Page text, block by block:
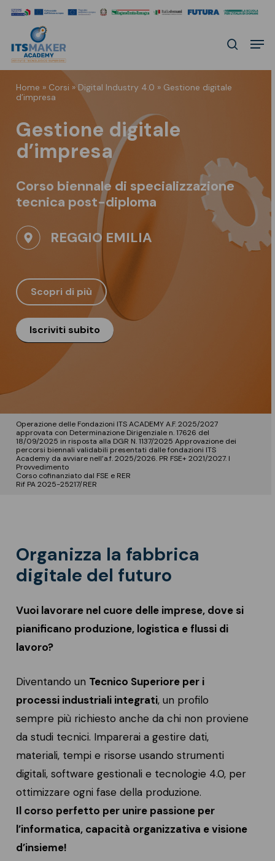
Skip
main
content
search
Home » Corsi »Digital Industry 4.0 » Gestione digitale
d’impresa
Gestione digitale
d’impresa
Corso biennale di specializzazione
tecnica post-diploma
REGGIO EMILIA
Scopri di più
Iscriviti subito
Operazione delle Fondazioni ITS ACADEMY A.F. 2025/2027
approvata con Determinazione Dirigenziale n. 17626 del
18/09/2025 in risposta alla DGR N. 1137/2025 Approvazione dei
percorsi biennali validabili presentati dalle fondazioni ITS
Academy da avviare nell’a.f. 2025/2026. PR FSE+ 2021/2027. I
Provvedimento
Corso cofinanziato dal FSE e RER
Rif PA 2025-25217/RER
Organizza la fabbrica
digitale del futuro
Vuoi lavorare nel cuore delle imprese, dove si
pianificano produzione, logistica e flussi di
lavoro?
Diventando un Tecnico Superiore per i
processi industriali integrati, un profilo
sempre più richiesto anche da chi non proviene
da studi tecnici. Imparerai a gestire dati,
materiali, tempi e risorse usando strumenti
digitali, software gestionali e tecnologie 4.0, per
ottimizzare ogni fase della produzione.
Il corso perfetto per unire passione per
l’informatica, capacità organizzativa e visione
d’insieme!